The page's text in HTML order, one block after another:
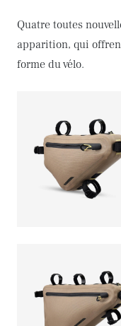
Quatre toutes
apparition, qui
forme du vélo.